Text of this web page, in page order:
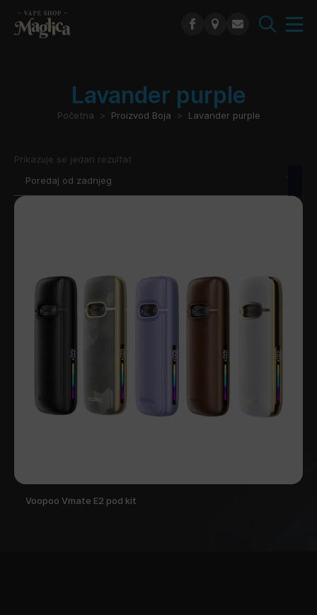
Lavander purple
Početna Proizvod Boja Lavander purple
Prikazuje se jedan rezultat
Voopoo Vmate E2 pod kit